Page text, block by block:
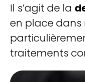
Il s’agit de la
en place dans
traitements